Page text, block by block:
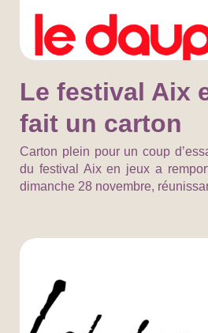
Le festival Aix
fait un carton
Carton plein pour un coup
du festival Aix en jeux a
dimanche 28 novembre,